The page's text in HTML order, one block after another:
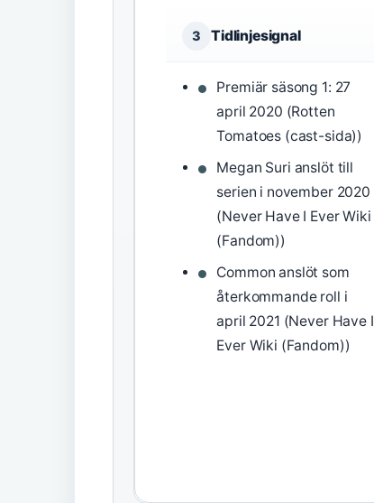
3 Tidlinjesignal
Premiär säsong 1: 27
april 2020 (Rotten
Tomatoes (cast-sida))
Megan Suri anslöt till
serien i november 2020
(Never Have I Ever Wiki
(Fandom))
Common anslöt som
återkommande roll i
april 2021 (Never Have I
Ever Wiki (Fandom))